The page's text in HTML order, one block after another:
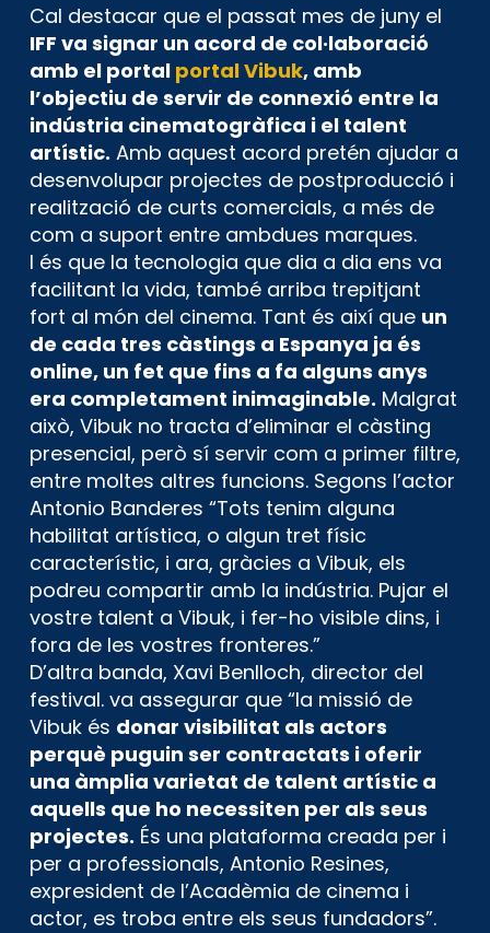
Cal destacar que el passat mes de juny el
IFF va signar un acord de col·laboració
amb el portal portal Vibuk, amb
l’objectiu de servir de connexió entre la
indústria cinematogràfica i el talent
artístic. Amb aquest acord pretén ajudar a
desenvolupar projectes de postproducció i
realització de curts comercials, a més de
com a suport entre ambdues marques.
I és que la tecnologia que dia a dia ens va
facilitant la vida, també arriba trepitjant
fort al món del cinema. Tant és així que un
de cada tres càstings a Espanya ja és
online, un fet que fins a fa alguns anys
era completament inimaginable. Malgrat
això, Vibuk no tracta d’eliminar el càsting
presencial, però sí servir com a primer filtre,
entre moltes altres funcions. Segons l’actor
Antonio Banderes “Tots tenim alguna
habilitat artística, o algun tret físic
característic, i ara, gràcies a Vibuk, els
podreu compartir amb la indústria. Pujar el
vostre talent a Vibuk, i fer-ho visible dins, i
fora de les vostres fronteres.”
D’altra banda, Xavi Benlloch, director del
festival. va assegurar que “la missió de
Vibuk és donar visibilitat als actors
perquè puguin ser contractats i oferir
una àmplia varietat de talent artístic a
aquells que ho necessiten per als seus
projectes. És una plataforma creada per i
per a professionals, Antonio Resines,
expresident de l’Acadèmia de cinema i
actor, es troba entre els seus fundadors”.